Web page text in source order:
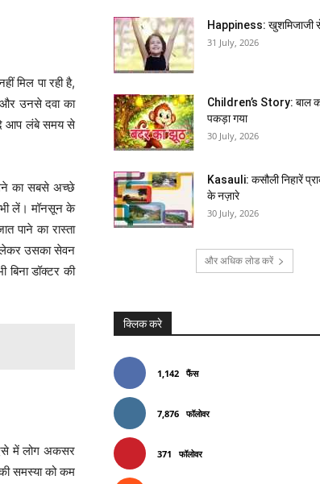
मिल पा रही है,
उनसे दवा का
आप लंबे समय से
का सबसे अच्छे
भी लें। मॉनसून के
पाने का रास्ता
लेकर उसका सेवन
डॉक्टर की
ऐसे में लोग अकसर
समस्या को कम
Happiness: खुशमिजाजी
31 July, 2026
Children’s Story: बाल
पकड़ा गया
30 July, 2026
Kasauli: कसौली निहारें
के नज़ारे
30 July, 2026
और अधिक लोड करें
क्लिक करे
1,142 फैंस
7,876 फॉलोवर
371 फॉलोवर